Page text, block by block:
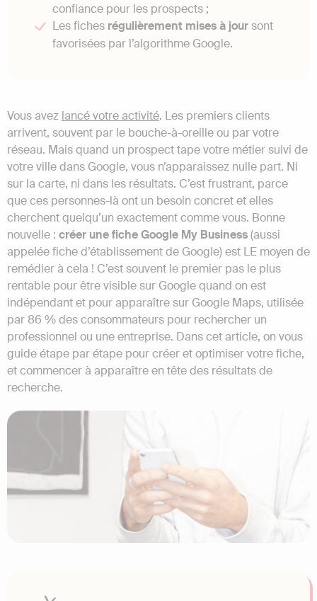
confiance pour les prospects ;
Les fiches régulièrement mises à joursont
favorisées par l’algorithme Google.
Vous avez lancé votre activité. Les premiers clients
arrivent, souvent par le bouche-à-oreille ou par votre
réseau. Mais quand un prospect tape votre métier suivi de
votre ville dans Google, vous n’apparaissez nulle part. Ni
sur la carte, ni dans les résultats. C’est frustrant, parce
que ces personnes-là ont un besoin concret et elles
cherchent quelqu’un exactement comme vous. Bonne
nouvelle : créer une fiche Google My Business(aussi
appelée fiche d’établissement de Google) est LE moyen de
remédier à cela ! C’est souvent le premier pas le plus
rentable pour être visible sur Google quand on est
indépendant et pour apparaître sur Google Maps, utilisée
par 86 % des consommateurs pour rechercher un
professionnel ou une entreprise. Dans cet article, on vous
guide étape par étape pour créer et optimiser votre fiche,
et commencer à apparaître en tête des résultats de
recherche.